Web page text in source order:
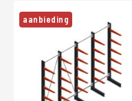
aanbieding